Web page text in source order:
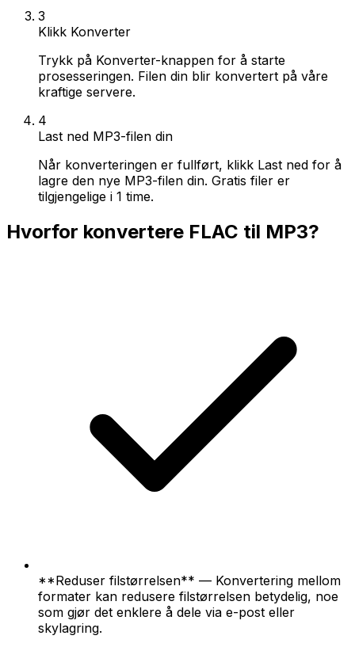
3
Klikk Konverter
Trykk på Konverter-knappen for å starte
prosesseringen. Filen din blir konvertert på våre
kraftige servere.
4
Last ned MP3-filen din
Når konverteringen er fullført, klikk Last ned for å
lagre den nye MP3-filen din. Gratis filer er
tilgjengelige i 1 time.
Hvorfor konvertere FLAC til MP3?
**Reduser filstørrelsen** — Konvertering mellom
formater kan redusere filstørrelsen betydelig, noe
som gjør det enklere å dele via e-post eller
skylagring.